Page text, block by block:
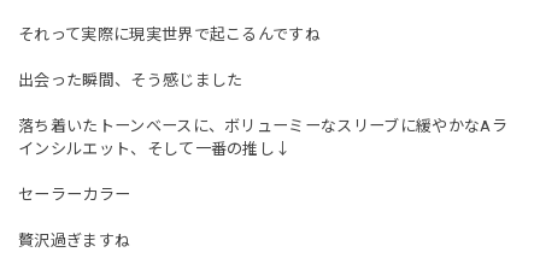
それって実際に現実世界で起こるんですね
出会った瞬間、そう感じました
落ち着いたトーンベースに、ボリューミーなスリーブに緩やかなAラ
インシルエット、そして一番の推し↓
セーラーカラー
贅沢過ぎますね